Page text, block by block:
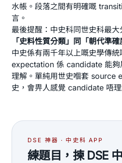
水帳。段落之間有明確嘅
言。
最後提醒：中史科同世史科最
「史料性質分類」同「朝代準
中史係有兩千年以上嘅史學傳統
expectation 係 candidate 能夠
理解。單純用世史嗰套 source
史，會畀人感覺 candidate 唔
DSE 神器 · 中史科 APP
練題目，揀 DSE